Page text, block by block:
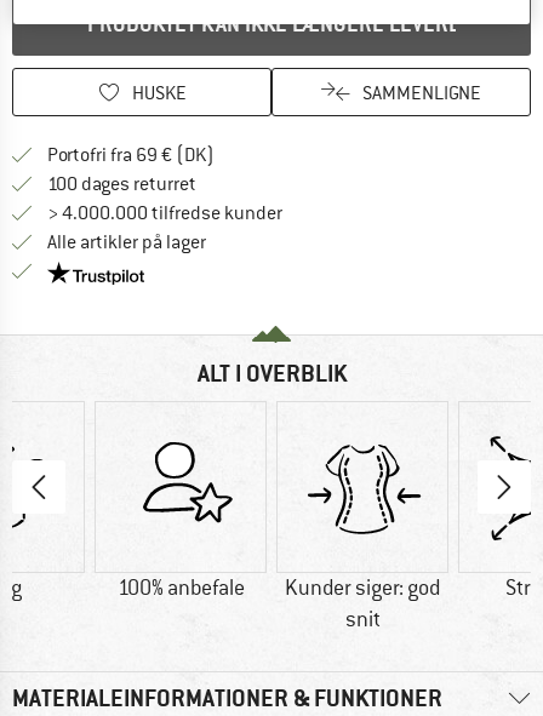
PRODUKTET KAN IKKE LÆNGERE LEVERES
HUSKE SAMMENLIGNE
Portofri fra 69 € (DK)
100 dages returret
> 4.000.000 tilfredse kunder
Alle artikler på lager
Vi er Trustpilot-certificeret - oplysningerne får du
ALT I OVERBLIK
g 100% anbefale
Kunder siger: god
snit
MATERIALEINFORMATIONER & FUNKTIONER